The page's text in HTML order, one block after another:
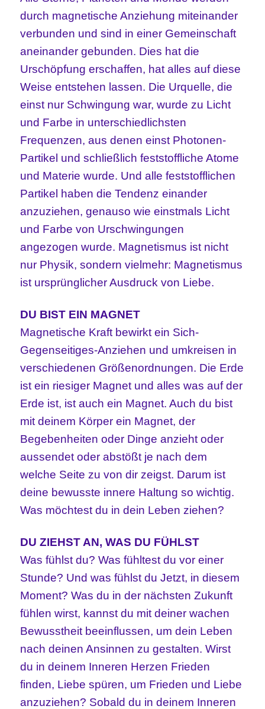
durch magnetische Anziehung miteinander
verbunden und sind in einer Gemeinschaft
aneinander gebunden. Dies hat die
Urschöpfung erschaffen, hat alles auf diese
Weise entstehen lassen. Die Urquelle, die
einst nur Schwingung war, wurde zu Licht
und Farbe in unterschiedlichsten
Frequenzen, aus denen einst Photonen-
Partikel und schließlich feststoffliche Atome
und Materie wurde. Und alle feststofflichen
Partikel haben die Tendenz einander
anzuziehen, genauso wie einstmals Licht
und Farbe von Urschwingungen
angezogen wurde. Magnetismus ist nicht
nur Physik, sondern vielmehr: Magnetismus
ist ursprünglicher Ausdruck von Liebe.
DU BIST EIN MAGNET
Magnetische Kraft bewirkt ein Sich-
Gegenseitiges-Anziehen und umkreisen in
verschiedenen Größenordnungen. Die Erde
ist ein riesiger Magnet und alles was auf der
Erde ist, ist auch ein Magnet. Auch du bist
mit deinem Körper ein Magnet, der
Begebenheiten oder Dinge anzieht oder
aussendet oder abstößt je nach dem
welche Seite zu von dir zeigst. Darum ist
deine bewusste innere Haltung so wichtig.
Was möchtest du in dein Leben ziehen?
DU ZIEHST AN, WAS DU FÜHLST
Was fühlst du? Was fühltest du vor einer
Stunde? Und was fühlst du Jetzt, in diesem
Moment? Was du in der nächsten Zukunft
fühlen wirst, kannst du mit deiner wachen
Bewusstheit beeinflussen, um dein Leben
nach deinen Ansinnen zu gestalten. Wirst
du in deinem Inneren Herzen Frieden
finden, Liebe spüren, um Frieden und Liebe
anzuziehen? Sobald du in deinem Inneren